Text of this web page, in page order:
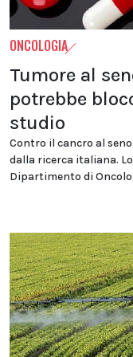
ONCOLOGIA
Tumore al
potrebbe
studio
Contro il cancro al
dalla ricerca italiana.
Dipartimento di